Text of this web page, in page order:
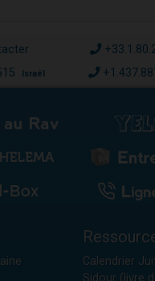
Israël
Calendrier